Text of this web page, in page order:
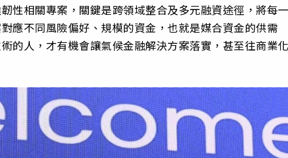
性相關專案，關鍵是跨領域整合及多元融資途徑，將每一
應不同風險偏好、規模的資金，也就是媒合資金的供需
的人，才有機會讓氣候金融解決方案落實，甚至往商業化